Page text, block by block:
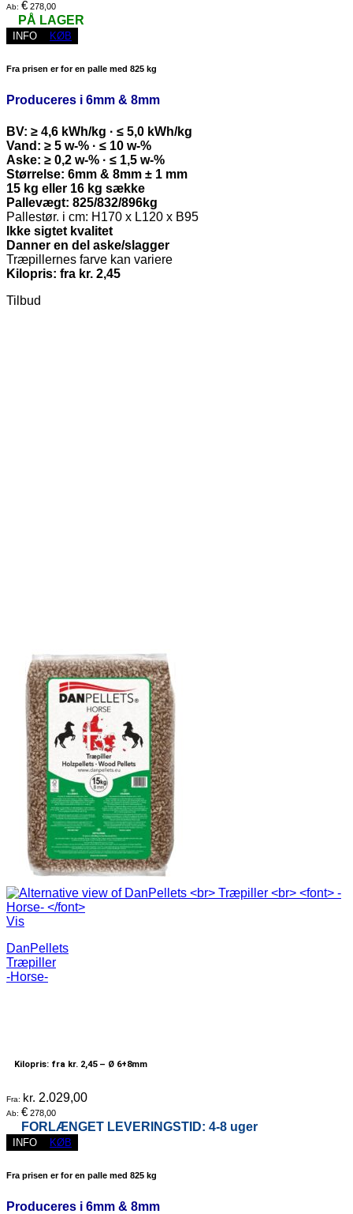
Ab: € 278,00
PÅ LAGER
INFO KØB
Fra prisen er for en palle med 825 kg
Produceres i 6mm & 8mm
BV: ≥ 4,6 kWh/kg · ≤ 5,0 kWh/kg
Vand: ≥ 5 w-% · ≤ 10 w-%
Aske: ≥ 0,2 w-% · ≤ 1,5 w-%
Størrelse: 6mm & 8mm ± 1 mm
15 kg eller 16 kg sække
Pallevægt: 825/832/896kg
Pallestør. i cm: H170 x L120 x B95
Ikke sigtet kvalitet
Danner en del aske/slagger
Træpillernes farve kan variere
Kilopris: fra kr. 2,45
Tilbud
Vis
DanPellets
Træpiller
-Horse-
Kilopris: fra kr. 2,45 – Ø 6+8mm
Fra: kr. 2.029,00
Ab: € 278,00
FORLÆNGET LEVERINGSTID: 4-8 uger
INFO KØB
Fra prisen er for en palle med 825 kg
Produceres i 6mm & 8mm